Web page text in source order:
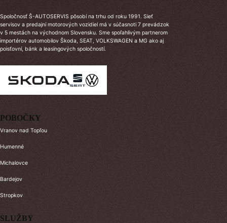
Spoločnosť Š-AUTOSERVIS pôsobí na trhu od roku 1991. Sieť
servisov a predajní motorových vozidiel má v súčasnoti 7 prevádzok
v 5 mestách na východnom Slovensku. Sme spoľahlivým partnerom
importérov automobilov Škoda, SEAT, VOLKSWAGEN a MG ako aj
poisťovní, bánk a leasingových spoločností.
POBOČKY
Vranov nad Topľou
Humenné
Michalovce
Bardejov
Stropkov
SLUŽBY